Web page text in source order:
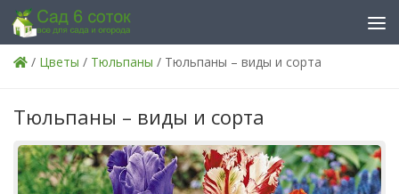
Skip to content
/ Цветы / Тюльпаны / Тюльпаны – виды и сорта
Тюльпаны – виды и сорта